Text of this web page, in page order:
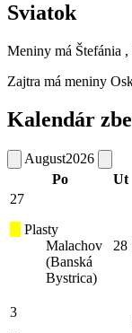
Sviatok
Meniny má Štefánia ,
Zajtra má meniny
Kalendár
August2026
Po
Ut
27
Plasty
Malachov
(Banská
Bystrica)
28
3